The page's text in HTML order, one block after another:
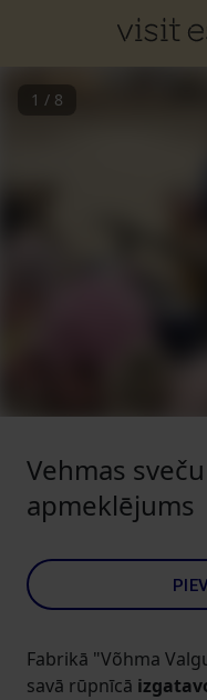
1 / 8
Vehmas
apmeklējums
Fabrikā "Võhma
savā rūpnīcā